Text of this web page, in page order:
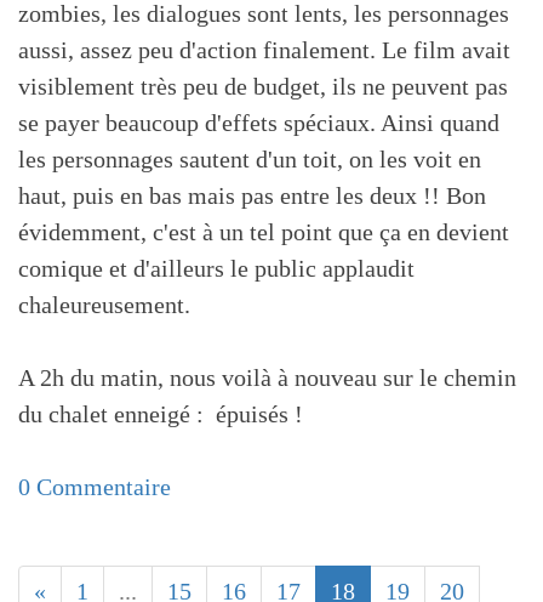
zombies, les dialogues sont lents, les personnages
aussi, assez peu d'action finalement. Le film avait
visiblement très peu de budget, ils ne peuvent pas
se payer beaucoup d'effets spéciaux. Ainsi quand
les personnages sautent d'un toit, on les voit en
haut, puis en bas mais pas entre les deux !! Bon
évidemment, c'est à un tel point que ça en devient
comique et d'ailleurs le public applaudit
chaleureusement.
A 2h du matin, nous voilà à nouveau sur le chemin
du chalet enneigé : épuisés !
0 Commentaire
« 1 ... 15 16 17 18 19 20